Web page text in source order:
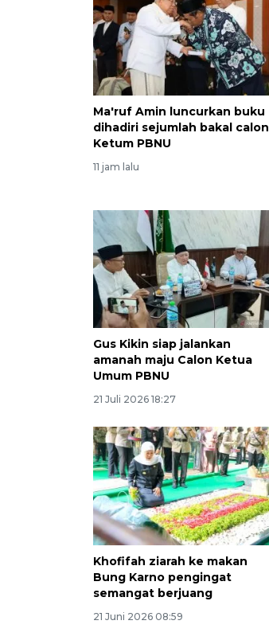
Ma'ruf Amin luncurkan buku
dihadiri sejumlah bakal calon
Ketum PBNU
11 jam lalu
Gus Kikin siap jalankan
amanah maju Calon Ketua
Umum PBNU
21 Juli 2026 18:27
Khofifah ziarah ke makan
Bung Karno pengingat
semangat berjuang
21 Juni 2026 08:59